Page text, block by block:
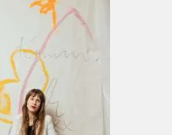
Alle gegen Alle
, Hannover
, HBK Braunschweig
Dolles Arbeiten steht